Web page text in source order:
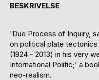
BESKRIVELSE
'Due Process of Inquiry,
on political plate tectonics
(1924 - 2013) in his very
International Politic;' a
neo-realism.